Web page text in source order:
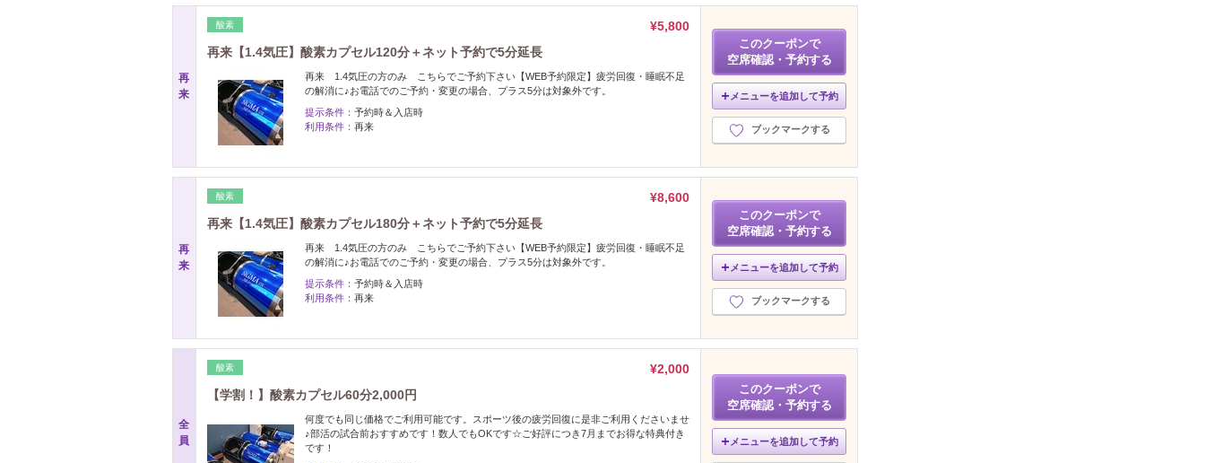
再
来
酸素
¥5,800
再来【1.4気圧】酸素カプセル120分＋ネット予約で5分延長
再来 1.4気圧の方のみ こちらでご予約下さい【WEB予約限定】疲労回復・睡眠不足
の解消に♪お電話でのご予約・変更の場合、プラス5分は対象外です。
提示条件： 予約時＆入店時
利用条件： 再来
このクーポンで
空席確認・予約する
メニューを追加して予約
ブックマークする
再
来
酸素
¥8,600
再来【1.4気圧】酸素カプセル180分＋ネット予約で5分延長
再来 1.4気圧の方のみ こちらでご予約下さい【WEB予約限定】疲労回復・睡眠不足
の解消に♪お電話でのご予約・変更の場合、プラス5分は対象外です。
提示条件： 予約時＆入店時
利用条件： 再来
このクーポンで
空席確認・予約する
メニューを追加して予約
ブックマークする
全
員
酸素
¥2,000
【学割！】酸素カプセル60分2,000円
何度でも同じ価格でご利用可能です。スポーツ後の疲労回復に是非ご利用くださいませ
♪部活の試合前おすすめです！数人でもOKです☆ご好評につき7月までお得な特典付き
です！
このクーポンで
空席確認・予約する
メニューを追加して予約